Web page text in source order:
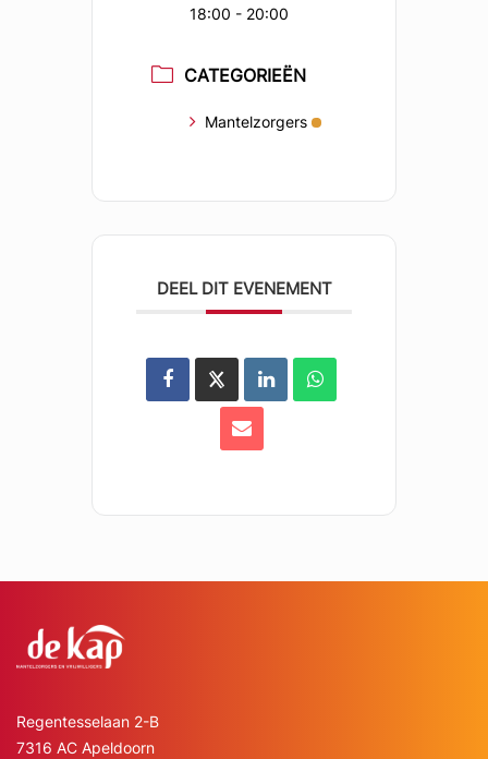
18:00 - 20:00
CATEGORIEËN
Mantelzorgers
DEEL DIT EVENEMENT
Regentesselaan 2-B
7316 AC Apeldoorn